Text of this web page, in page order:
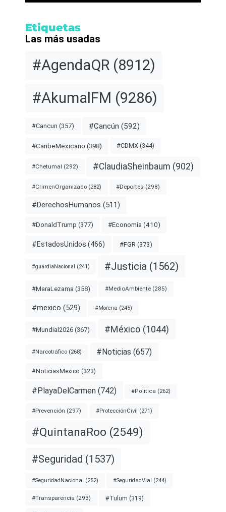
Etiquetas
Las más usadas
#AgendaQR (8912)
#AkumalFM (9286)
#Cancun (357) #Cancún (592)
#CaribeMexicano (398) #CDMX (344)
#Chetumal (292) #ClaudiaSheinbaum (902)
#CrimenOrganizado (282) #Deportes (298)
#DerechosHumanos (511)
#DonaldTrump (377) #Economía (410)
#EstadosUnidos (466) #FGR (373)
#guardiaNacional (241) #Justicia (1562)
#MaraLezama (358) #MedioAmbiente (285)
#mexico (529) #Morena (245)
#Mundial2026 (367) #México (1044)
#Narcotráfico (268) #Noticias (657)
#NoticiasMexico (323)
#PlayaDelCarmen (742) #Política (262)
#Prevención (297) #ProtecciónCivil (271)
#QuintanaRoo (2549)
#Seguridad (1537)
#SeguridadNacional (252) #SeguridadVial (244)
#Transparencia (293) #Tulum (319)